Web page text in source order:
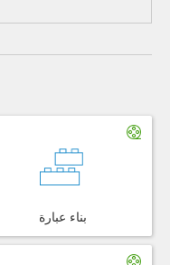
بناء عبارة